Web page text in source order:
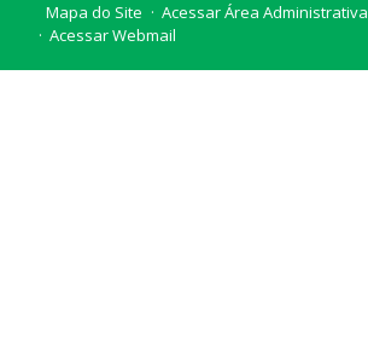
Mapa do Site
Acessar Área Administrativa
Acessar Webmail